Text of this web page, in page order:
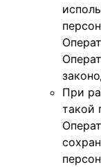
При
такой